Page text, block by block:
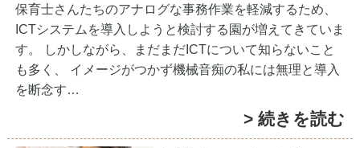
保育士さんたちのアナログな事務作業を軽減するため、
ICTシステムを導入しようと検討する園が増えてきていま
す。 しかしながら、まだまだICTについて知らないこと
も多く、 イメージがつかず機械音痴の私には無理と導入
を断念す…
> 続きを読む